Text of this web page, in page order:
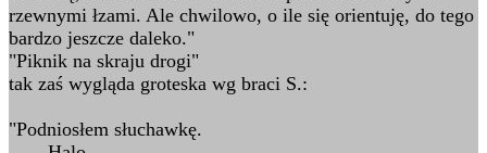
rzewnymi łzami. Ale chwilowo, o ile się orientuję, do tego
bardzo jeszcze daleko."
"Piknik na skraju drogi"
tak zaś wygląda groteska wg braci S.:
"Podniosłem słuchawkę.